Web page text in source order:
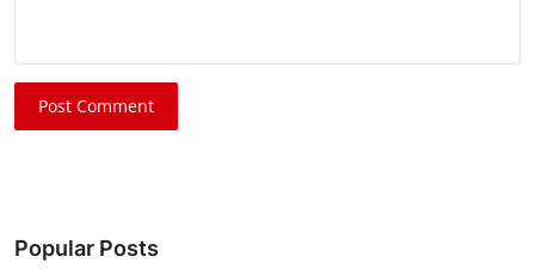
Post Comment
Popular Posts